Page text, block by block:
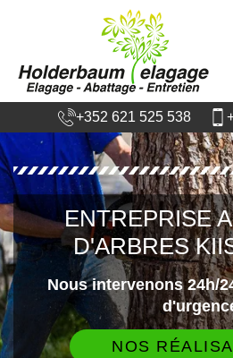
+352 621 525 538
ENTREPRISE
D'ARBRES
Nous intervenons 24h/
NOS